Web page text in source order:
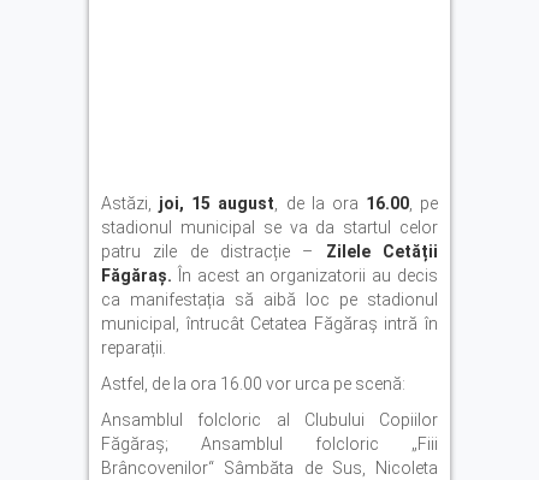
Astăzi, joi, 15 august, de la ora 16.00, pe
stadionul municipal se va da startul celor
patru zile de distracție – Zilele Cetății
Făgăraș. În acest an organizatorii au decis
ca manifestația să aibă loc pe stadionul
municipal, întrucât Cetatea Făgăraș intră în
reparații.
Astfel, de la ora 16.00 vor urca pe scenă:
Ansamblul folcloric al Clubului Copiilor
Făgăraș; Ansamblul folcloric „Fiii
Brâncovenilor“ Sâmbăta de Sus, Nicoleta